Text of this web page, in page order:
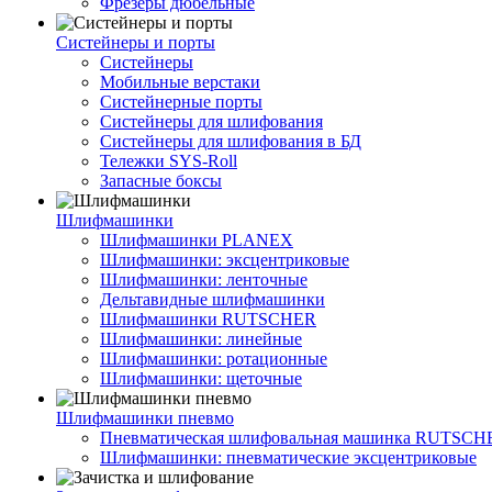
Систейнеры и порты
Систейнеры
Мобильные верстаки
Систейнерные порты
Систейнеры для шлифования
Систейнеры для шлифования в БД
Тележки SYS-Roll
Запасные боксы
Шлифмашинки
Шлифмашинки PLANEX
Шлифмашинки: эксцентриковые
Шлифмашинки: ленточные
Дельтавидные шлифмашинки
Шлифмашинки RUTSCHER
Шлифмашинки: линейные
Шлифмашинки: ротационные
Шлифмашинки: щеточные
Шлифмашинки пневмо
Пневматическая шлифовальная машинка
Шлифмашинки: пневматические эксцентриковые